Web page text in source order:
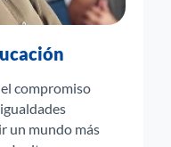
compromiso
un mundo más